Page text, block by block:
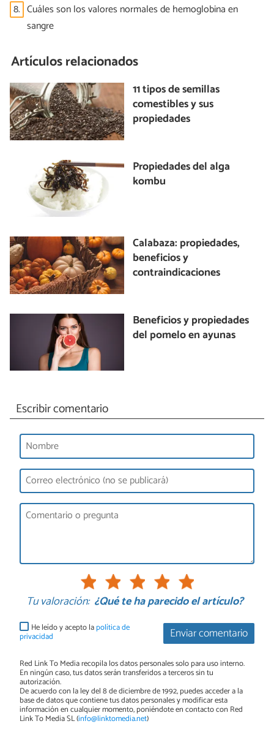
8. Cuáles son los valores normales de hemoglobina en
sangre
Artículos relacionados
11 tipos de semillas
comestibles y sus
propiedades
Propiedades del alga
kombu
Calabaza: propiedades,
beneficios y
contraindicaciones
Beneficios y propiedades
del pomelo en ayunas
Escribir comentario
Tu valoración: ¿Qué te ha parecido el artículo?
Enviar comentario
He leído y acepto lapolítica de
privacidad
Red Link To Media recopila los datos personales solo para uso interno.
En ningún caso, tus datos serán transferidos a terceros sin tu
autorización.
De acuerdo con la ley del 8 de diciembre de 1992, puedes acceder a la
base de datos que contiene tus datos personales y modificar esta
información en cualquier momento, poniéndote en contacto con Red
Link To Media SL (info@linktomedia.net)